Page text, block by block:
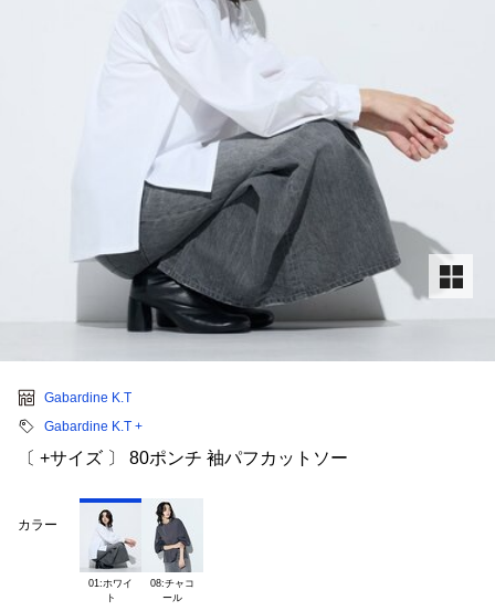
Gabardine K.T
Gabardine K.T +
〔 +サイズ 〕 80ポンチ 袖パフカットソー
カラー
01:ホワイ
08:チャコ